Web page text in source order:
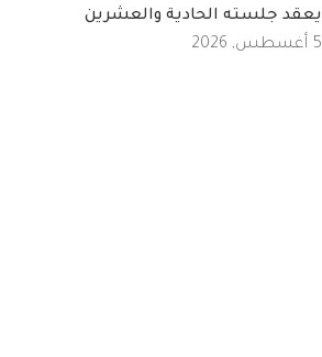
يعقد جلسته الحادية والعشرين
5 أغسطس, 2026